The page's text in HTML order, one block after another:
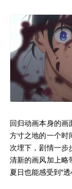
回归动画本身的画
方寸之地的一个时
次埋下，剧情一步
清新的画风加上略
夏日也能感受到“透